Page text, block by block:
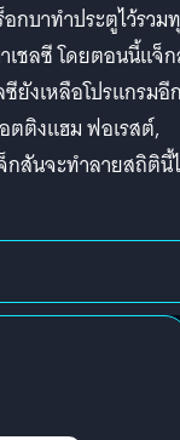
กบาทำประตูไว้รวม
เชลซี โดยตอนนี้แจ็
ยังเหลือโปรแกรมอี
ตติงแฮม ฟอเรสต์,
กสันจะทำลายสถิตินี้